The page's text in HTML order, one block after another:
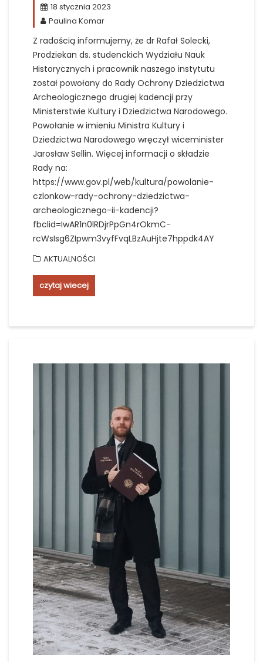
18 stycznia 2023
Paulina Komar
Z radością informujemy, że dr Rafał Solecki,
Prodziekan ds. studenckich Wydziału Nauk
Historycznych i pracownik naszego instytutu
został powołany do Rady Ochrony Dziedzictwa
Archeologicznego drugiej kadencji przy
Ministerstwie Kultury i Dziedzictwa Narodowego.
Powołanie w imieniu Ministra Kultury i
Dziedzictwa Narodowego wręczył wiceminister
Jarosław Sellin. Więcej informacji o składzie
Rady na:
https://www.gov.pl/web/kultura/powolanie-
czlonkow-rady-ochrony-dziedzictwa-
archeologicznego-ii-kadencji?
fbclid=IwAR1n0lRDjrPpGn4rOkmC-
rcWsIsg6ZIpwm3vyfFvqLBzAuHjte7hppdk4AY
AKTUALNOŚCI
czytaj wiecej